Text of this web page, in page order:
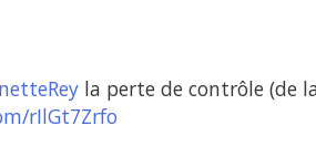
la perte de contrôle (de
rIlGt7Zrfo